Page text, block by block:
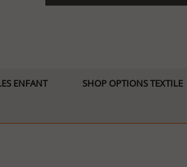
ENFANT SHOP OPTIONS TEXTILE